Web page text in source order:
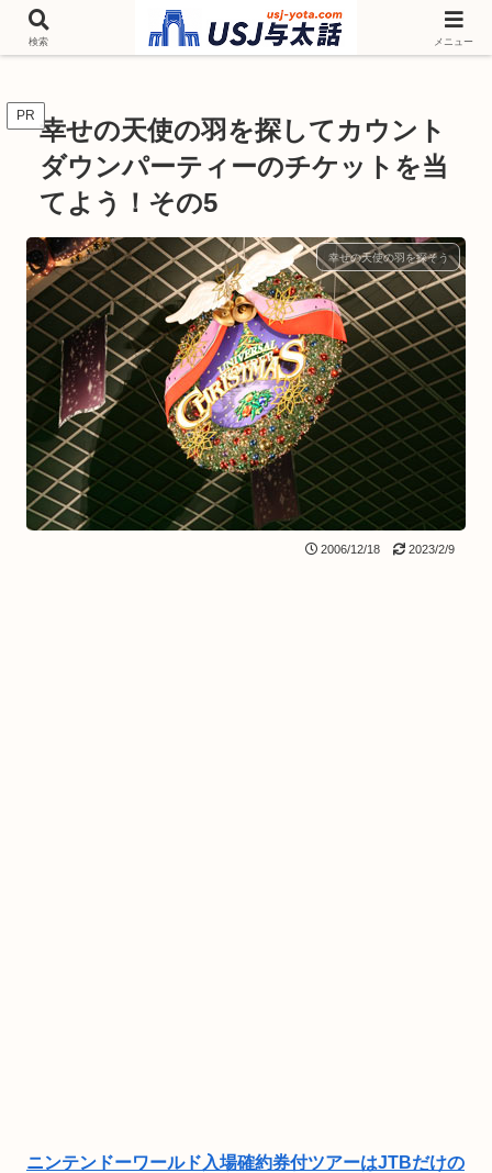
チケットやシーズンイベント ニンテンドーワールド アトラクションなどユニ
バを歩いて情報収集しています
PR 幸せの天使の羽を探してカウント
ダウンパーティーのチケットを当
てよう！その5
幸せの天使の羽を探そう
2006/12/18 2023/2/9
ニンテンドーワールド入場確約券付ツアーはJTBだけの
検索 メニュー